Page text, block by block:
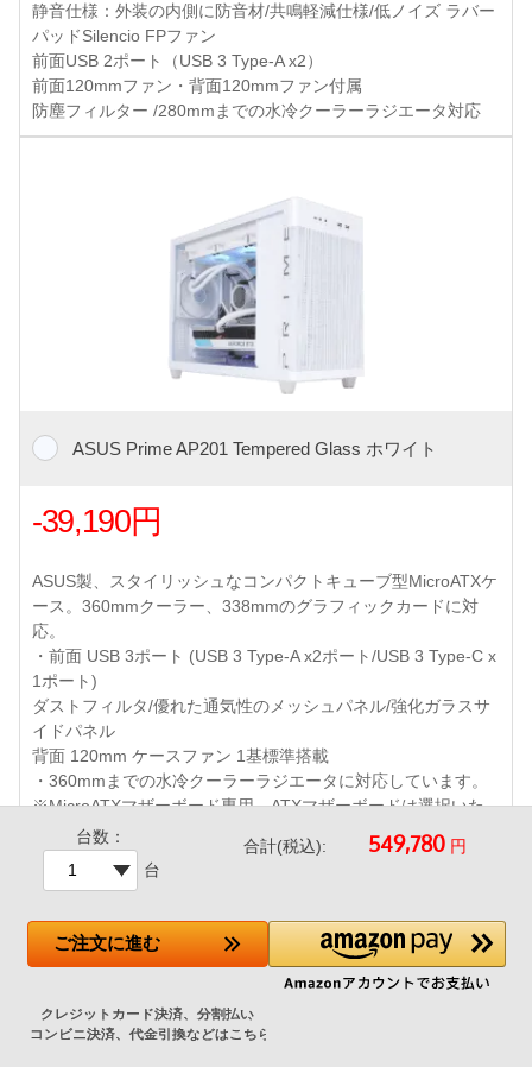
静音仕様：外装の内側に防音材/共鳴軽減仕様/低ノイズ ラバー
パッドSilencio FPファン
前面USB 2ポート（USB 3 Type-A x2）
前面120mmファン・背面120mmファン付属
防塵フィルター /280mmまでの水冷クーラーラジエータ対応
ASUS Prime AP201 Tempered Glass ホワイト
-39,190円
ASUS製、スタイリッシュなコンパクトキューブ型MicroATXケ
ース。360mmクーラー、338mmのグラフィックカードに対
応。
・前面 USB 3ポート (USB 3 Type-A x2ポート/USB 3 Type-C x
1ポート)
ダストフィルタ/優れた通気性のメッシュパネル/強化ガラスサ
イドパネル
背面 120mm ケースファン 1基標準搭載
・360mmまでの水冷クーラーラジエータに対応しています。
※MicroATXマザーボード専用、ATXマザーボードは選択いた
だけません。
台数：
台
合計(税込): 円
ご注文に進む